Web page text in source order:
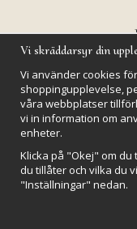
Vi skräddarsyr din
Vi använder cookies
shoppingupplevelse,
våra webbplatser
vi in information om
enheter.
Klicka på "Okej" om
du tillåter och vilka du
"Inställningar" nedan.